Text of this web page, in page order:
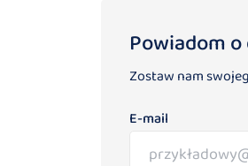
Powiadom
Zostaw nam
E-mail